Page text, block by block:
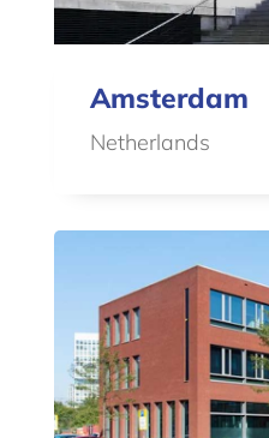
Amsterdam
Netherlands